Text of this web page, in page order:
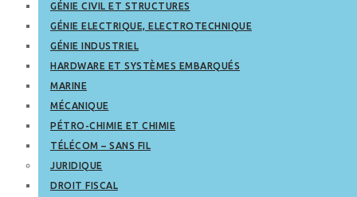
GÉNIE CIVIL ET STRUCTURES
GÉNIE ELECTRIQUE, ELECTROTECHNIQUE
GÉNIE INDUSTRIEL
HARDWARE ET SYSTÈMES EMBARQUÉS
MARINE
MÉCANIQUE
PÉTRO-CHIMIE ET CHIMIE
TÉLÉCOM – SANS FIL
JURIDIQUE
DROIT FISCAL